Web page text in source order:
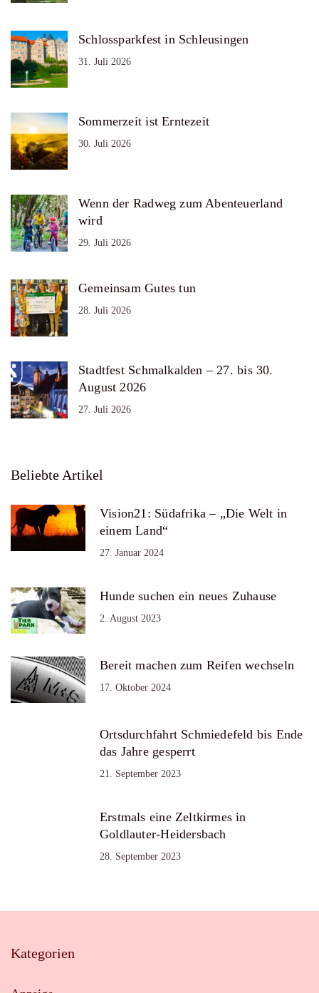
Schlossparkfest in Schleusingen
31. Juli 2026
Sommerzeit ist Erntezeit
30. Juli 2026
Wenn der Radweg zum Abenteuerland
wird
29. Juli 2026
Gemeinsam Gutes tun
28. Juli 2026
Stadtfest Schmalkalden – 27. bis 30.
August 2026
27. Juli 2026
Beliebte Artikel
Vision21: Südafrika – „Die Welt in
einem Land“
27. Januar 2024
Hunde suchen ein neues Zuhause
2. August 2023
Bereit machen zum Reifen wechseln
17. Oktober 2024
Ortsdurchfahrt Schmiedefeld bis Ende
das Jahre gesperrt
21. September 2023
Erstmals eine Zeltkirmes in
Goldlauter-Heidersbach
28. September 2023
Kategorien